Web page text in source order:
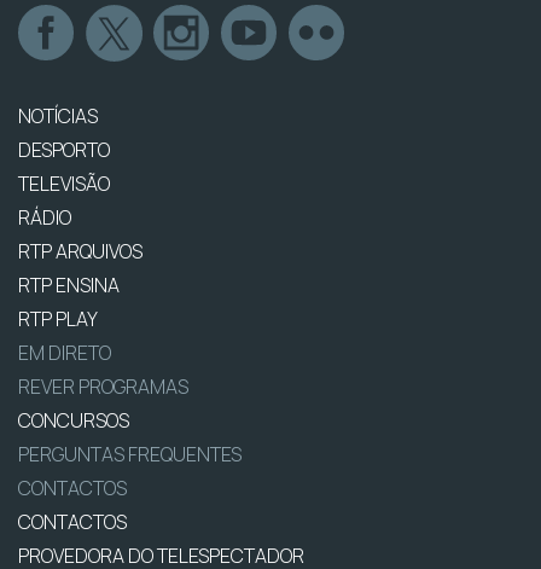
NOTÍCIAS
DESPORTO
TELEVISÃO
RÁDIO
RTP ARQUIVOS
RTP ENSINA
RTP PLAY
EM DIRETO
REVER PROGRAMAS
CONCURSOS
PERGUNTAS FREQUENTES
CONTACTOS
CONTACTOS
PROVEDORA DO TELESPECTADOR